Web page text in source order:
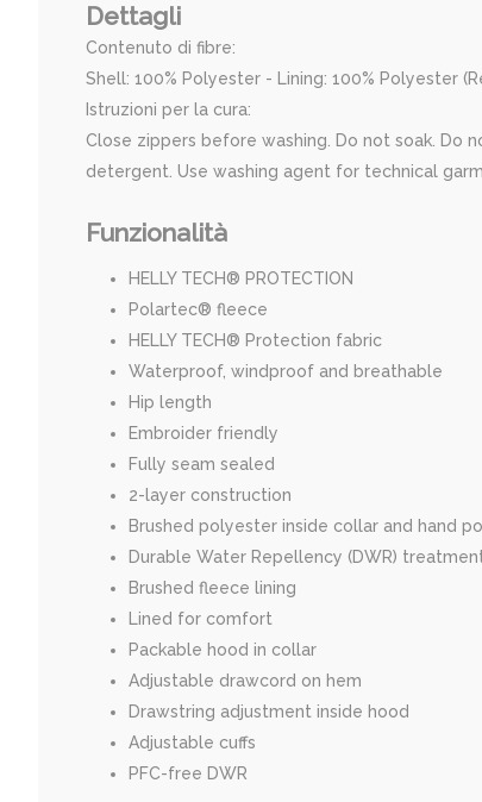
Dettagli
Contenuto di fibre:
Shell: 100% Polyester - Lining: 100% Polyester
Istruzioni per la cura:
Close zippers before washing. Do not soak.
detergent. Use washing agent for technical
Funzionalità
HELLY TECH® PROTECTION
Polartec® fleece
HELLY TECH® Protection fabric
Waterproof, windproof and breathable
Hip length
Embroider friendly
Fully seam sealed
2-layer construction
Brushed polyester inside collar and hand
Durable Water Repellency (DWR)
Brushed fleece lining
Lined for comfort
Packable hood in collar
Adjustable drawcord on hem
Drawstring adjustment inside hood
Adjustable cuffs
PFC-free DWR